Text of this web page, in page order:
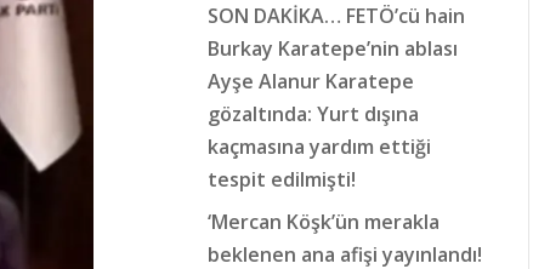
SON DAKİKA… FETÖ’cü hain
Burkay Karatepe’nin ablası
Ayşe Alanur Karatepe
gözaltında: Yurt dışına
kaçmasına yardım ettiği
tespit edilmişti!
‘Mercan Köşk’ün merakla
beklenen ana afişi yayınlandı!